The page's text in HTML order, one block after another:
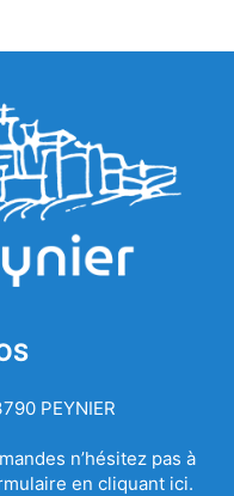
PEYNIER
n’hésitez pas à
en cliquant ici.